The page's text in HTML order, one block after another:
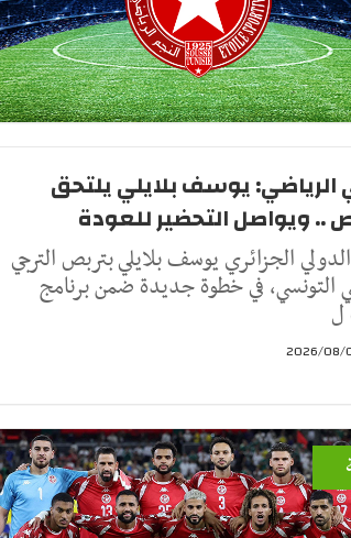
الرياضي: يوسف بلايلي يلتحق
.. ويواصل التحضير للعودة
الجزائري يوسف بلايلي بتربص الترجي
التونسي، في خطوة جديدة ضمن برنامج
ل